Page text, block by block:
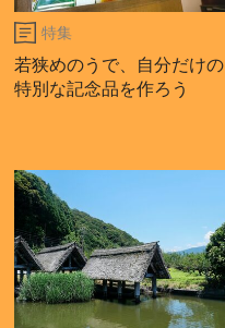
特集
若狭めのうで、自分だけの
特別な記念品を作ろう